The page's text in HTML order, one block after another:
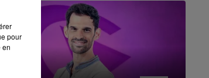
pour
en